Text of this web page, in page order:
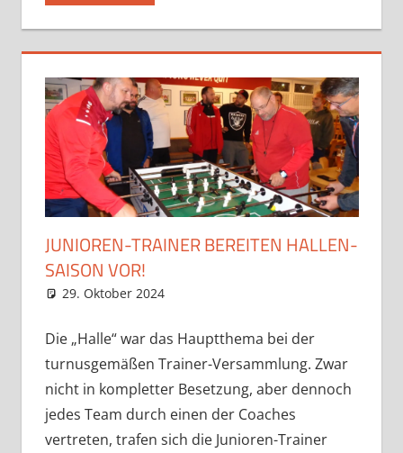
JUNIOREN-TRAINER BEREITEN HALLEN-
SAISON VOR!
29. Oktober 2024
Die „Halle“ war das Hauptthema bei der
turnusgemäßen Trainer-Versammlung. Zwar
nicht in kompletter Besetzung, aber dennoch
jedes Team durch einen der Coaches
vertreten, trafen sich die Junioren-Trainer